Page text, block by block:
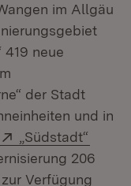
im Allgäu
419 neue
der Stadt
und in
Extern:
„Südstadt“
206
Verfügung